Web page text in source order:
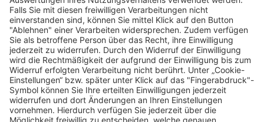
Careers
Bei Facility Connect anmelden
Impressum